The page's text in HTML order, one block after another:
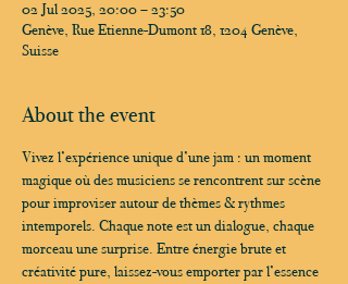
02 Jul 2025, 20:00 – 23:50
Genève, Rue Etienne-Dumont 18, 1204 Genève,
Suisse
About the event
Vivez l’expérience unique d’une jam : un moment
magique où des musiciens se rencontrent sur scène
pour improviser autour de thèmes & rythmes
intemporels. Chaque note est un dialogue, chaque
morceau une surprise. Entre énergie brute et
créativité pure, laissez-vous emporter par l’essence